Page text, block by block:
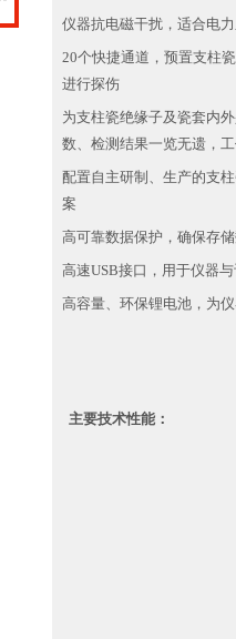
仪器抗电磁干扰，适合电
20个快捷通道，预置支柱
进行探伤
为支柱瓷绝缘子及瓷套内
数、检测结果一览无遗，
配置自主研制、生产的支
案
高可靠数据保护，确保存
高速USB接口，用于仪器
高容量、环保锂电池，为
主要技术性能：